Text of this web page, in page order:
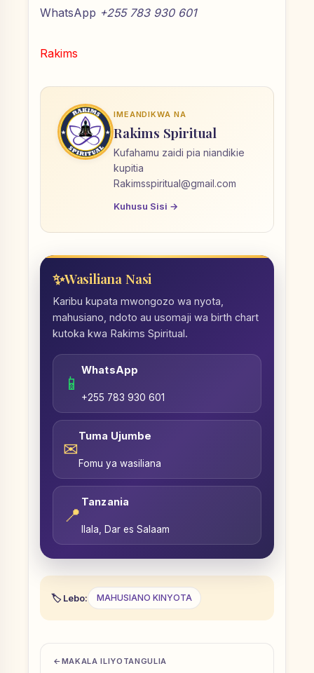
WhatsApp +255 783 930 601
Rakims
IMEANDIKWA NA
Rakims Spiritual
Kufahamu zaidi pia niandikie
kupitia
Rakimsspiritual@gmail.com
Kuhusu Sisi →
Wasiliana Nasi
Karibu kupata mwongozo wa nyota,
mahusiano, ndoto au usomaji wa birth chart
kutoka kwa Rakims Spiritual.
📱
WhatsApp
+255 783 930 601
✉
Tuma Ujumbe
Fomu ya wasiliana
📍
Tanzania
Ilala, Dar es Salaam
Lebo: MAHUSIANO KINYOTA
MAKALA ILIYOTANGULIA